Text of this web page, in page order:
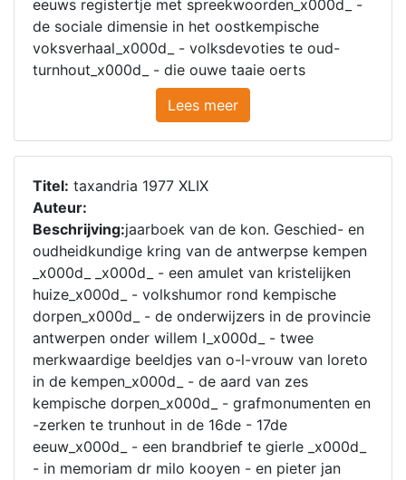
eeuws registertje met spreekwoorden_x000d_ -
de sociale dimensie in het oostkempische
voksverhaal_x000d_ - volksdevoties te oud-
turnhout_x000d_ - die ouwe taaie oerts
Lees meer
Titel: taxandria 1977 XLIX
Auteur:
Beschrijving:jaarboek van de kon. Geschied- en
oudheidkundige kring van de antwerpse kempen
_x000d_ _x000d_ - een amulet van kristelijken
huize_x000d_ - volkshumor rond kempische
dorpen_x000d_ - de onderwijzers in de provincie
antwerpen onder willem I_x000d_ - twee
merkwaardige beeldjes van o-l-vrouw van loreto
in de kempen_x000d_ - de aard van zes
kempische dorpen_x000d_ - grafmonumenten en
-zerken te trunhout in de 16de - 17de
eeuw_x000d_ - een brandbrief te gierle _x000d_
- in memoriam dr milo kooyen - en pieter jan